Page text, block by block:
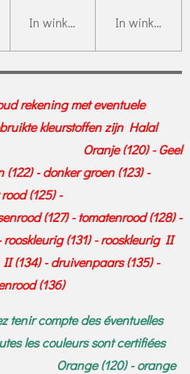
In winkelwagen In
rekening met eventuele
kleurstoffen zijn Halal
(120) - Geel
- donker groen (123) -
- donker rood (125) -
(127) - tomatenrood (128) -
(131) - rooskleurig II
(134) - druivenpaars (135) -
(136)
tenir compte des éventuelles
les couleurs sont certifiées
(120) - orange